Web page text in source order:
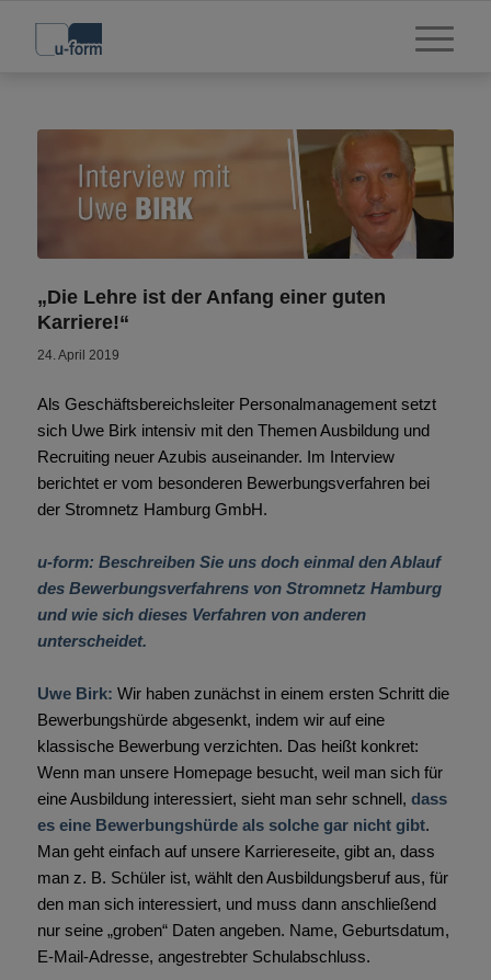
„Die Lehre ist der Anfang einer guten
Karriere!“
24. April 2019
Als Geschäftsbereichsleiter Personalmanagement setzt
sich Uwe Birk intensiv mit den Themen Ausbildung und
Recruiting neuer Azubis auseinander. Im Interview
berichtet er vom besonderen Bewerbungsverfahren bei
der Stromnetz Hamburg GmbH.
u-form: Beschreiben Sie uns doch einmal den Ablauf
des Bewerbungsverfahrens von Stromnetz Hamburg
und wie sich dieses Verfahren von anderen
unterscheidet.
Uwe Birk: Wir haben zunächst in einem ersten Schritt die
Bewerbungshürde abgesenkt, indem wir auf eine
klassische Bewerbung verzichten. Das heißt konkret:
Wenn man unsere Homepage besucht, weil man sich für
eine Ausbildung interessiert, sieht man sehr schnell, dass
es eine Bewerbungshürde als solche gar nicht gibt.
Man geht einfach auf unsere Karriereseite, gibt an, dass
man z. B. Schüler ist, wählt den Ausbildungsberuf aus, für
den man sich interessiert, und muss dann anschließend
nur seine „groben“ Daten angeben. Name, Geburtsdatum,
E-Mail-Adresse, angestrebter Schulabschluss.